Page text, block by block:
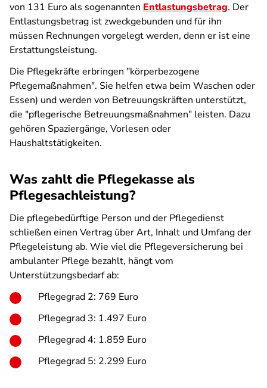
von 131 Euro als sogenannten Entlastungsbetrag. Der
Entlastungsbetrag ist zweckgebunden und für ihn
müssen Rechnungen vorgelegt werden, denn er ist eine
Erstattungsleistung.
Die Pflegekräfte erbringen "körperbezogene
Pflegemaßnahmen". Sie helfen etwa beim Waschen oder
Essen) und werden von Betreuungskräften unterstützt,
die "pflegerische Betreuungsmaßnahmen" leisten. Dazu
gehören Spaziergänge, Vorlesen oder
Haushaltstätigkeiten.
Was zahlt die Pflegekasse als
Pflegesachleistung?
Die pflegebedürftige Person und der Pflegedienst
schließen einen Vertrag über Art, Inhalt und Umfang der
Pflegeleistung ab. Wie viel die Pflegeversicherung bei
ambulanter Pflege bezahlt, hängt vom
Unterstützungsbedarf ab:
Pflegegrad 2: 769 Euro
Pflegegrad 3: 1.497 Euro
Pflegegrad 4: 1.859 Euro
Pflegegrad 5: 2.299 Euro